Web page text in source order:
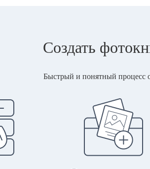
Создать
Быстрый и понятный процесс